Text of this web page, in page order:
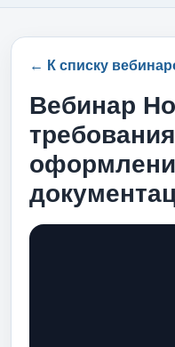
← К списку
Вебинар